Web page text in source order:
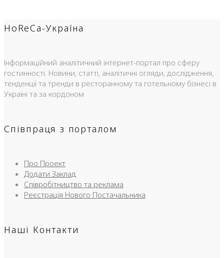
HoReCa-Україна
Інформаційний аналітичний інтернет-портал про сферу
гостинності. Новини, статті, аналітичні огляди, дослідження,
тенденції та тренди в ресторанному та готельному бізнесі в
Україні та за кордоном
Співпраця з порталом
Про Проект
Додати Заклад
Співробітництво та реклама
Реєстрація Нового Постачальника
Наші Контакти